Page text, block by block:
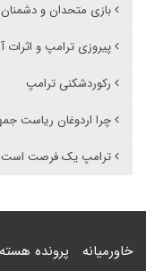
بازی متحدان و
پیروزی ترامپ و اثرات
رکوردشکنی ترامپ
چرا اردوغان ریاست
ترامپ یک فرصت است؛
خاورمیانه پرونده